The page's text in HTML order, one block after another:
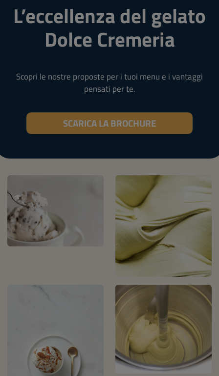
L’eccellenza del gelato
Dolce Cremeria
Scopri le nostre proposte per i tuoi menu e i vantaggi
pensati per te.
SCARICA LA BROCHURE